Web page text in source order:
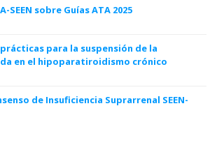
SEEN sobre Guías ATA 2025
para la suspensión de la
en el hipoparatiroidismo crónico
de Insuficiencia Suprarrenal SEEN-